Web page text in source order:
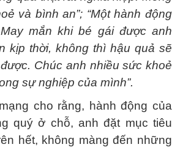
và bình an”; “Một hành động
mắn khi bé gái được anh
kịp thời, không thì hậu quả sẽ
Chúc anh nhiều sức khoẻ
sự nghiệp của mình”.
cho rằng, hành động của
quý ở chỗ, anh đặt mục tiêu
hết, không màng đến những